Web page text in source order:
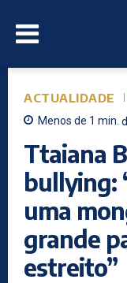
ACTUALIDADE
Menos de 1 min.
Ttaiana
bullying:
uma
grande
estreito”